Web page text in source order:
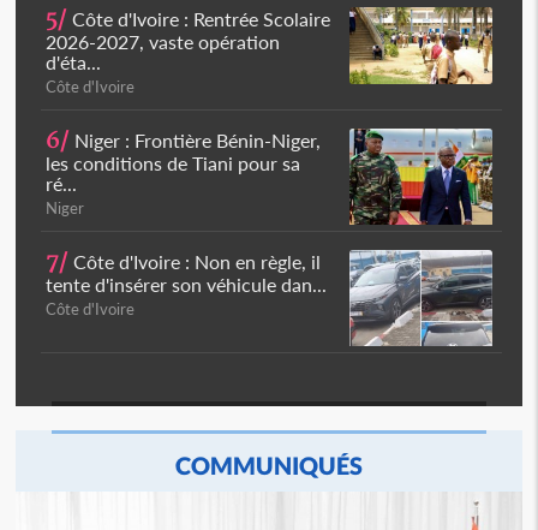
5/ Côte d'Ivoire : Rentrée Scolaire
2026-2027, vaste opération
d'éta...
Côte d'Ivoire
6/ Niger : Frontière Bénin-Niger,
les conditions de Tiani pour sa
ré...
Niger
7/ Côte d'Ivoire : Non en règle, il
tente d'insérer son véhicule dan...
Côte d'Ivoire
COMMUNIQUÉS